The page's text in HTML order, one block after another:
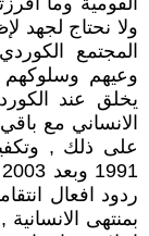
ولا نحتاج لجهد
المجتمع
وعيهم
يخلق عند
الانساني مع
على ذلك ,
ردود افعال
بمنتهى